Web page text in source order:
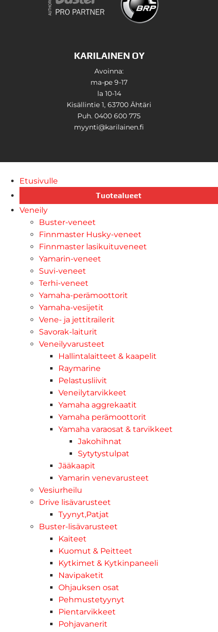
KARILAINEN OY
Avoinna:
ma-pe 9-17
la 10-14
Kisällintie 1, 63700 Ähtäri
Puh. 0400 600 775
myynti@karilainen.fi
Etusivulle
Tuotealueet
Veneily
Buster-veneet
Finnmaster Husky-veneet
Finnmaster lasikuituveneet
Yamarin-veneet
Suvi-veneet
Terhi-veneet
Yamaha-perämoottorit
Yamaha-vesijetit
Vene- ja jettitrailerit
Savorak-laiturit
Veneilyvarusteet
Hallintalaitteet & kaapelit
Raymarine
Pelastusliivit
Veneilytarvikkeet
Yamaha aggrekaatit
Yamaha perämoottorit
Yamaha varaosat & tarvikkeet
Jakohihnat
Sytytystulpat
Jääkaapit
Yamarin venevarusteet
Vesiurheilu
Drive lisävarusteet
Tyynyt,Patjat
Buster-lisävarusteet
Kaiteet
Kuomut & Peitteet
Kytkimet & Kytkinpaneeli
Navipaketit
Ohjauksen osat
Pehmustetyynyt
Pientarvikkeet
Pohjavanerit